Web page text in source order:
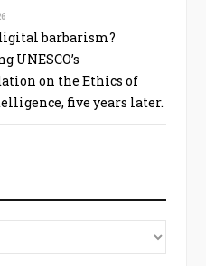
barbarism?
UNESCO’s
on the Ethics of
five years later.